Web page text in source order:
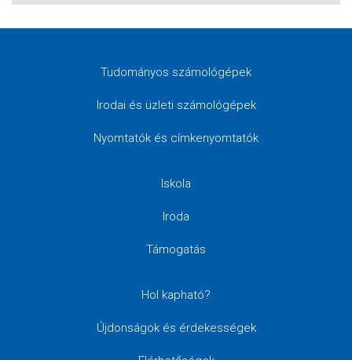
Tudományos számológépek
Irodai és üzleti számológépek
Nyomtatók és címkenyomtatók
Iskola
Iroda
Támogatás
Hol kapható?
Újdonságok és érdekességek